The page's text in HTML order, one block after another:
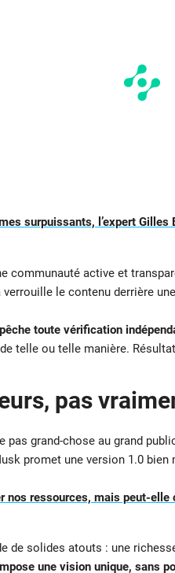
surpuissants, l’expert
communauté active et
verrouille le contenu derrière
toute vérification
telle ou telle manière.
pas
pas grand-chose au grand
promet une version 1.0 bien
nos ressources, mais peut-
de solides atouts : une
une vision unique, sans